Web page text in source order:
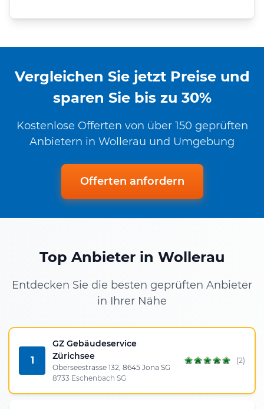
Vergleichen Sie jetzt Preise und
sparen Sie bis zu 30%
Kostenlose Offerten von über 150 geprüften
Anbietern in Wollerau und Umgebung
Offerten anfordern
Top Anbieter in Wollerau
Entdecken Sie die besten geprüften Anbieter
in Ihrer Nähe
1
GZ Gebäudeservice
Zürichsee
Oberseestrasse 132, 8645 Jona SG
8733 Eschenbach SG
(2)